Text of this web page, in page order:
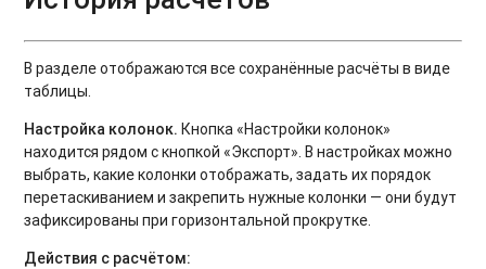
В разделе отображаются все сохранённые расчёты в виде
таблицы.
Настройка колонок. Кнопка «Настройки колонок»
находится рядом с кнопкой «Экспорт». В настройках можно
выбрать, какие колонки отображать, задать их порядок
перетаскиванием и закрепить нужные колонки — они будут
зафиксированы при горизонтальной прокрутке.
Действия с расчётом: